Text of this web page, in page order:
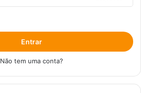
Entrar
Não tem uma conta?